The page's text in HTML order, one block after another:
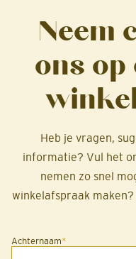
Neem
ons op
Heb je vragen,
informatie? Vul het
nemen zo snel
winkelafspraak
Achternaam*